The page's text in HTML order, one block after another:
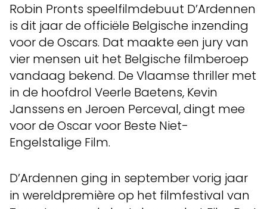
Robin Pronts speelfilmdebuut D’Ardennen
is dit jaar de officiële Belgische inzending
voor de Oscars. Dat maakte een jury van
vier mensen uit het Belgische filmberoep
vandaag bekend. De Vlaamse thriller met
in de hoofdrol Veerle Baetens, Kevin
Janssens en Jeroen Perceval, dingt mee
voor de Oscar voor Beste Niet-
Engelstalige Film.
D’Ardennen ging in september vorig jaar
in wereldpremière op het filmfestival van